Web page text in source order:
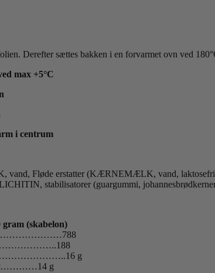
Derefter sættes bakken i en forvarmet ovn ved
max +5°C
i centrum
vand, Fløde erstatter (KÆRNEMÆLK, vand,
stabilisatorer (guargummi,
(skabelon)
g
g